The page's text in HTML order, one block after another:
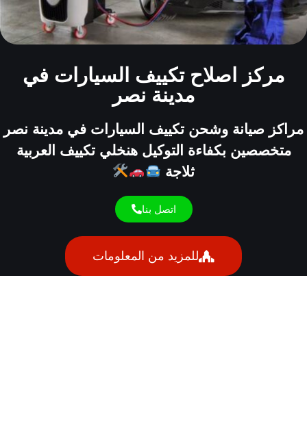
مركز اصلاح تكييف السيارات في
مدينة نصر
مراكز صيانة وشحن تكييف السيارات في مدينة نصر
متخصصين بكفاءة التوكيل هنخلي تكييف العربية
ثلاجة
اتصل بنا
للمزيد من المعلومات